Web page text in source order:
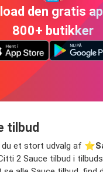
den gratis
800+ butikker
tilbud
et stort udvalg af ⭐️
2 Sauce tilbud i